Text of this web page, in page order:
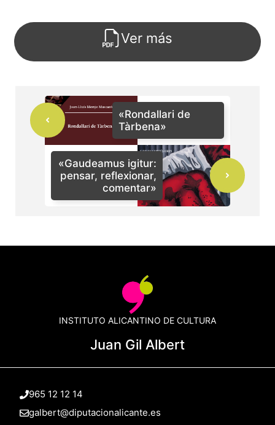
Ver más
«Rondallari de
Tàrbena»
«Gaudeamus igitur:
pensar, reflexionar,
comentar»
INSTITUTO ALICANTINO DE CULTURA
Juan Gil Albert
965 12 12 14
galbert@diputacionalicante.es